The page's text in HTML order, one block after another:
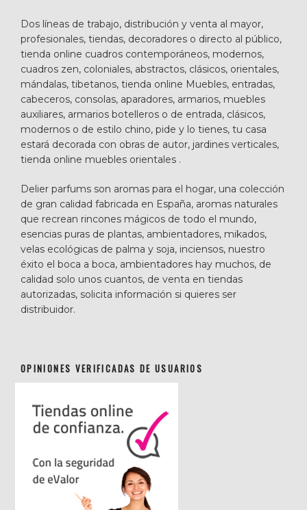
Dos líneas de trabajo, distribución y venta al mayor,
profesionales, tiendas, decoradores o directo al público,
tienda online cuadros contemporáneos, modernos,
cuadros zen, coloniales, abstractos, clásicos, orientales,
mándalas, tibetanos, tienda online Muebles, entradas,
cabeceros, consolas, aparadores, armarios, muebles
auxiliares, armarios botelleros o de entrada, clásicos,
modernos o de estilo chino, pide y lo tienes, tu casa
estará decorada con obras de autor, jardines verticales,
tienda online muebles orientales .
Delier parfums son aromas para el hogar, una colección
de gran calidad fabricada en España, aromas naturales
que recrean rincones mágicos de todo el mundo,
esencias puras de plantas, ambientadores, mikados,
velas ecológicas de palma y soja, inciensos, nuestro
éxito el boca a boca, ambientadores hay muchos, de
calidad solo unos cuantos, de venta en tiendas
autorizadas, solicita información si quieres ser
distribuidor.
OPINIONES VERIFICADAS DE USUARIOS